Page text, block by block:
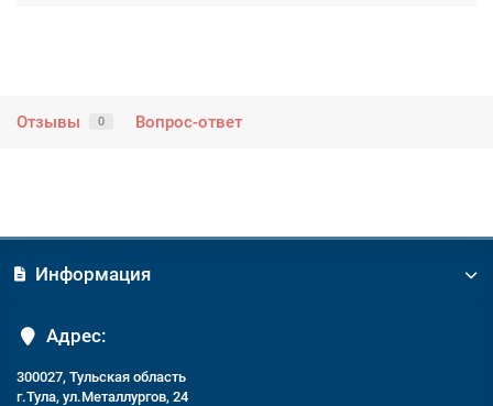
Отзывы 0 Вопрос-ответ
Информация
Адрес:
300027, Тульская область
г.Тула, ул.Металлургов, 24